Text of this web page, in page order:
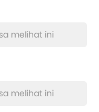
melihat ini
melihat ini